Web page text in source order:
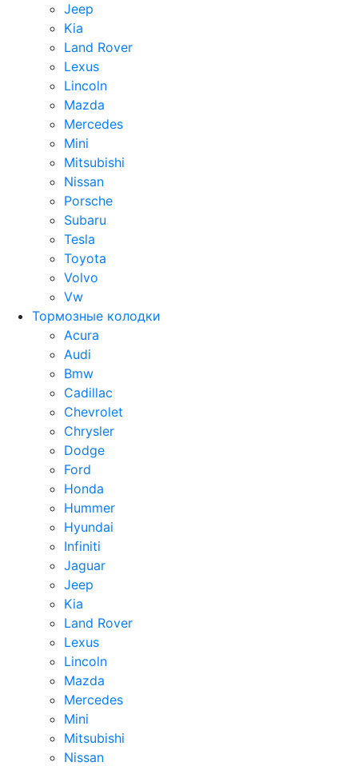
Jeep
Kia
Land Rover
Lexus
Lincoln
Mazda
Mercedes
Mini
Mitsubishi
Nissan
Porsche
Subaru
Tesla
Toyota
Volvo
Vw
Тормозные колодки
Acura
Audi
Bmw
Cadillac
Chevrolet
Chrysler
Dodge
Ford
Honda
Hummer
Hyundai
Infiniti
Jaguar
Jeep
Kia
Land Rover
Lexus
Lincoln
Mazda
Mercedes
Mini
Mitsubishi
Nissan